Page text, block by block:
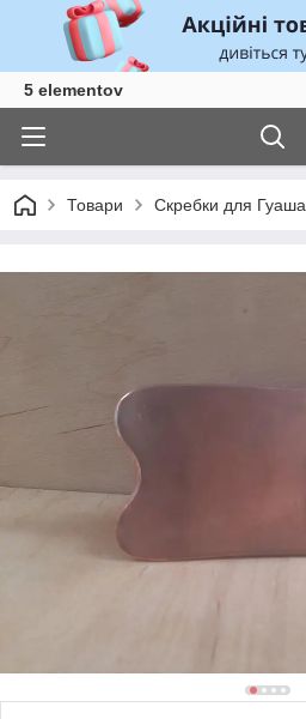
5 elementov
Товари Скребки для Гуаша